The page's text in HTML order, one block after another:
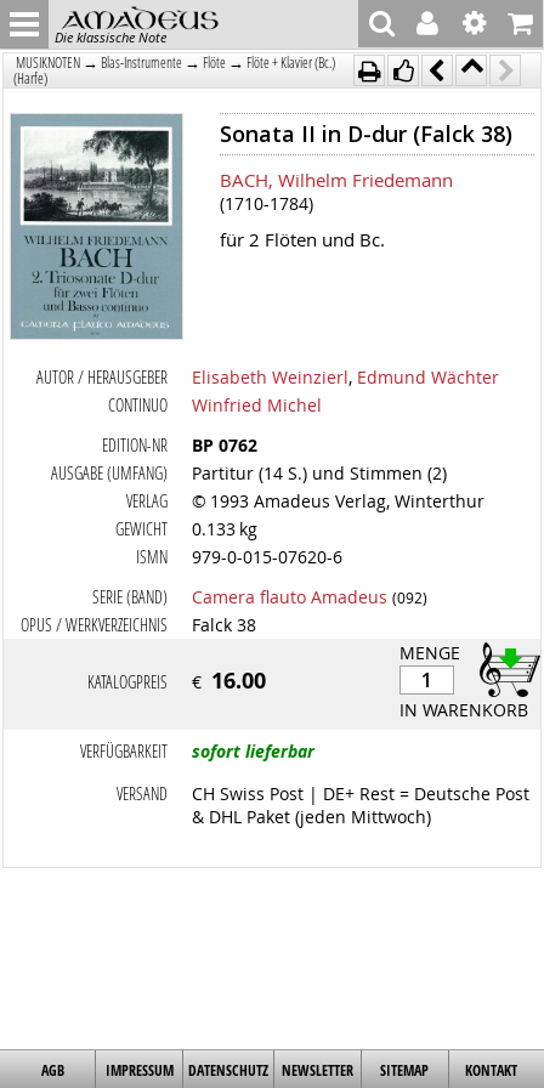
Die klassische Note
MUSIKNOTEN → Blas-Instrumente → Flöte → Flöte + Klavier (Bc.)
(Harfe)
Sonata II in D-dur (Falck 38)
BACH, Wilhelm Friedemann
(1710-1784)
für 2 Flöten und Bc.
AUTOR / HERAUSGEBER Elisabeth Weinzierl, Edmund Wächter
CONTINUO
Winfried Michel
EDITION-NR
BP 0762
AUSGABE (UMFANG)
Partitur (14 S.) und Stimmen (2)
VERLAG
© 1993 Amadeus Verlag, Winterthur
GEWICHT
0.133 kg
ISMN
979-0-015-07620-6
SERIE (BAND)
Camera flauto Amadeus (092)
OPUS / WERKVERZEICHNIS
Falck 38
MENGE
IN WARENKORB
KATALOGPREIS € 16.00
VERFÜGBARKEIT
sofort lieferbar
VERSAND
CH Swiss Post | DE+ Rest = Deutsche Post
& DHL Paket (jeden Mittwoch)
AGB IMPRESSUM DATENSCHUTZ NEWSLETTER SITEMAP KONTAKT